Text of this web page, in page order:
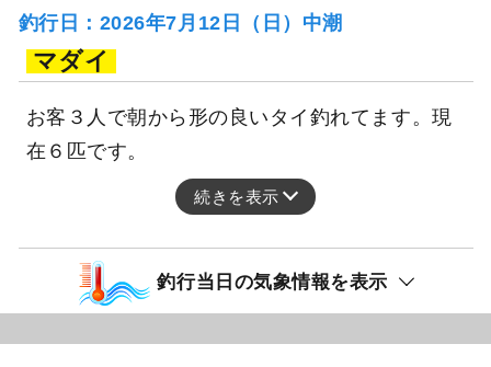
釣行日：2026年7月12日（日）中潮
マダイ
お客３人で朝から形の良いタイ釣れてます。現
在６匹です。
続きを表示
釣行当日の気象情報を表示